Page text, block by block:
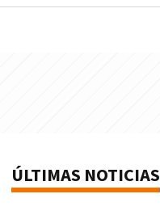
ÚLTIMAS NOTICIAS